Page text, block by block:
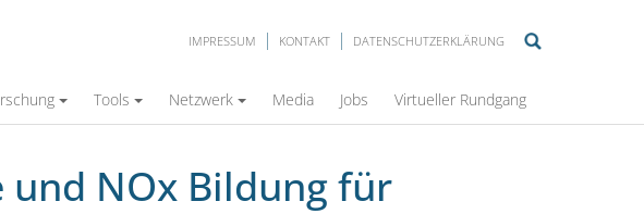
IMPRESSUM KONTAKT DATENSCHUTZERKLÄRUNG
Tools Netzwerk Media Jobs Virtueller Rundgang
Gasmotoren
NOx Bildung für